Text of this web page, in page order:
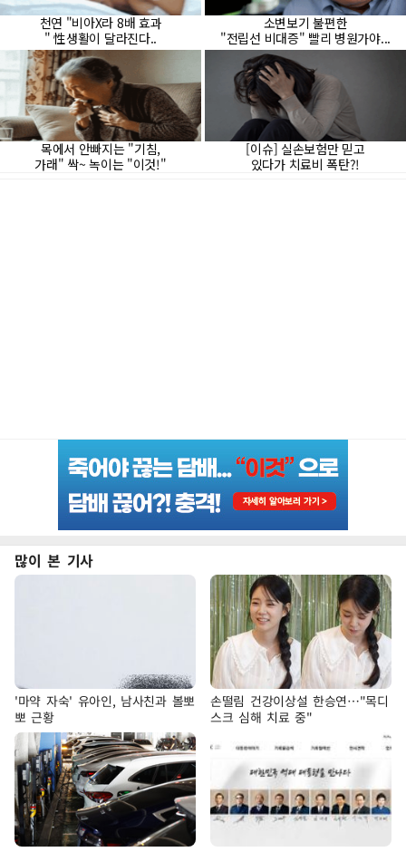
많이 본 기사
'마약 자숙' 유아인, 남사친과 볼뽀
뽀 근황
손떨림 건강이상설 한승연…"목디
스크 심해 치료 중"